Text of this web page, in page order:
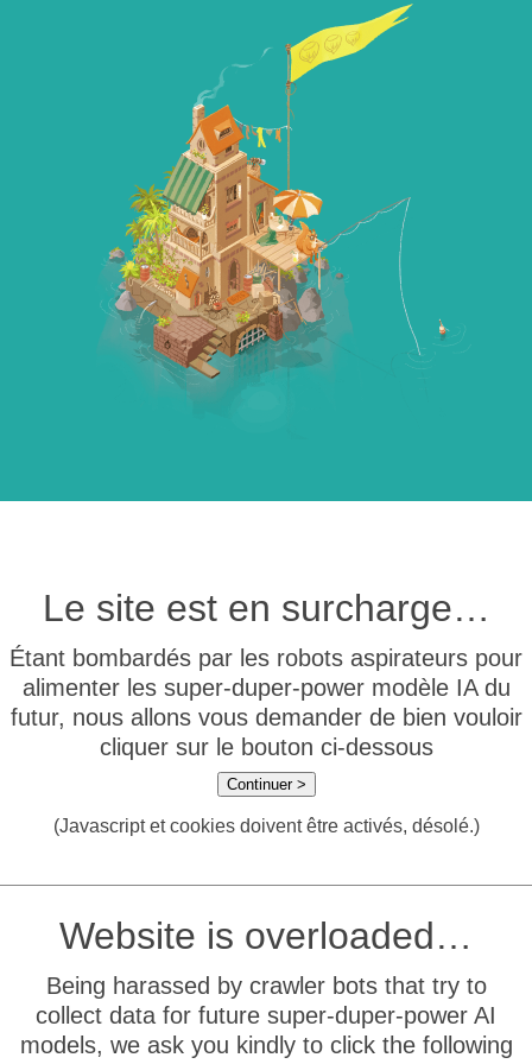
Le site est en surcharge…
Étant bombardés par les robots aspirateurs pour
alimenter les super-duper-power modèle IA du
futur, nous allons vous demander de bien vouloir
cliquer sur le bouton ci-dessous
Continuer >
(Javascript et cookies doivent être activés, désolé.)
Website is overloaded…
Being harassed by crawler bots that try to
collect data for future super-duper-power AI
models, we ask you kindly to click the following